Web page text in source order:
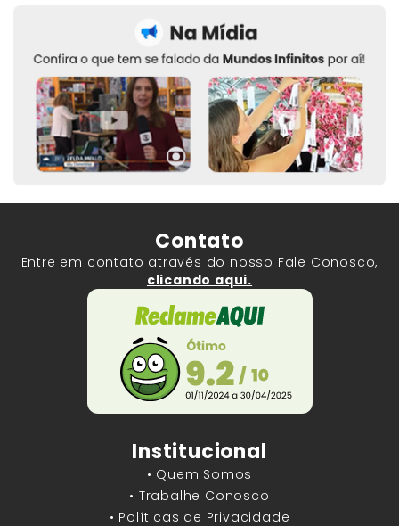
Contato
Entre em contato através do nosso Fale Conosco,
clicando aqui.
Institucional
• Quem Somos
• Trabalhe Conosco
• Políticas de Privacidade